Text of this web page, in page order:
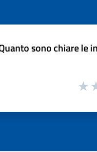
sono chiare le